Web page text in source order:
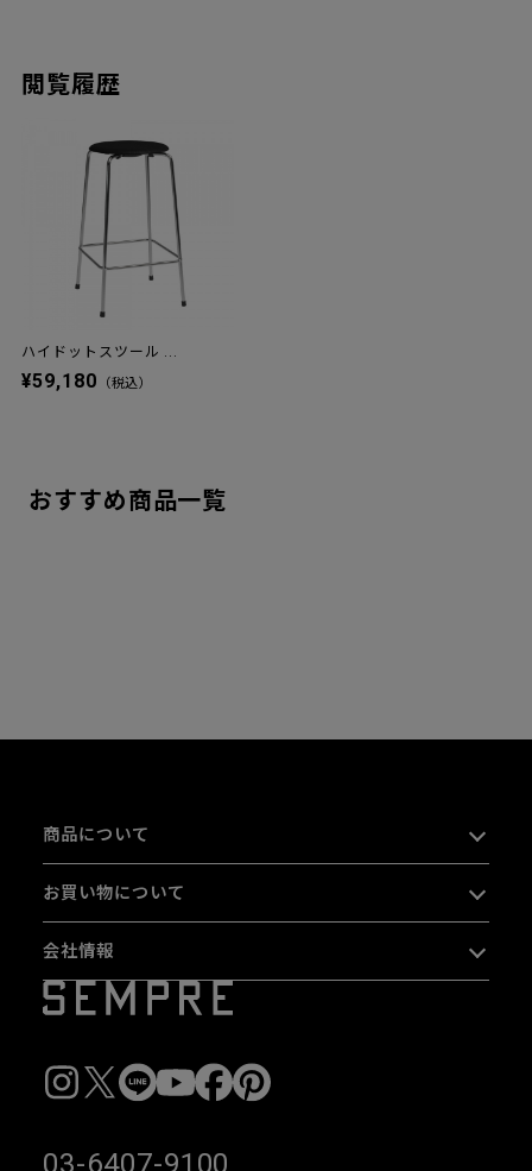
閲覧履歴
ハイドットスツール ...
¥59,180 （税込）
おすすめ商品一覧
商品について
お買い物について
会社情報
03-6407-9100